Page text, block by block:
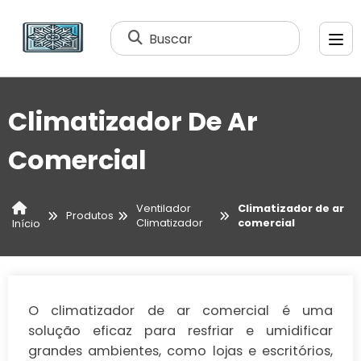
Buscar
Climatizador De Ar
Comercial
Início
Produtos
Ventilador
Climatizador
Climatizador de ar
comercial
O climatizador de ar comercial é uma
solução eficaz para resfriar e umidificar
grandes ambientes, como lojas e escritórios,